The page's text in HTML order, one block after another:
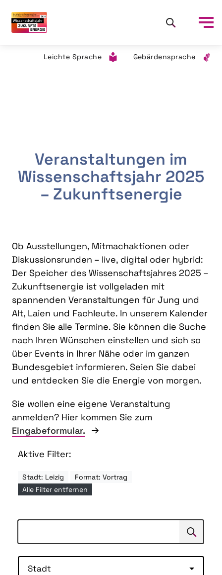
Leichte Sprache Gebärdensprache
Veranstaltungen im
Wissenschaftsjahr 2025
– Zukunftsenergie
Ob Ausstellungen, Mitmachaktionen oder
Diskussionsrunden – live, digital oder hybrid:
Der Speicher des Wissenschaftsjahres 2025 –
Zukunftsenergie ist vollgeladen mit
spannenden Veranstaltungen für Jung und
Alt, Laien und Fachleute. In unserem Kalender
finden Sie alle Termine. Sie können die Suche
nach Ihren Wünschen einstellen und sich so
über Events in Ihrer Nähe oder im ganzen
Bundesgebiet informieren. Seien Sie dabei
und entdecken Sie die Energie von morgen.
Sie wollen eine eigene Veranstaltung
anmelden? Hier kommen Sie zum
Eingabeformular.
Aktive Filter:
Stadt: Leizig
Format: Vortrag
Alle Filter entfernen
Suchen
Stadt